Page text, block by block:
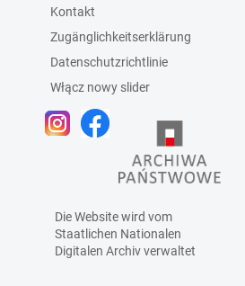
Kontakt
Zugänglichkeitserklärung
Datenschutzrichtlinie
Włącz nowy slider
Die Website wird vom
Staatlichen Nationalen
Digitalen Archivverwaltet